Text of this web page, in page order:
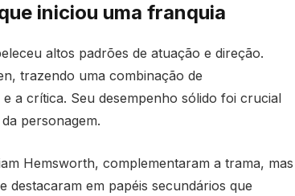
iniciou uma franquia
altos padrões de atuação e direção.
trazendo uma combinação de
a crítica. Seu desempenho sólido foi crucial
personagem.
Hemsworth, complementaram a trama, mas
em papéis secundários que